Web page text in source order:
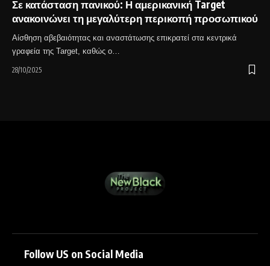
Σε κατάσταση πανικού: Η αμερικανική Target
ανακοινώνει τη μεγαλύτερη περικοπή προσωπικού
Αίσθηση αβεβαιότητας και αναστάτωσης επικρατεί στα κεντρικά
γραφεία της Target, καθώς ο…
28/10/2025
Follow US on Social Media